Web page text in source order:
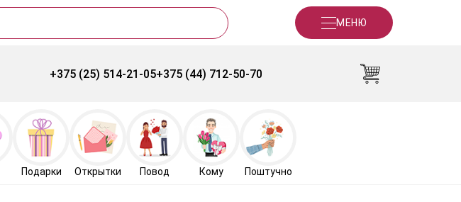
МЕНЮ
+375 (25) 514-21-05+375 (44) 712-50-70
Подарки Открытки Повод Кому Поштучно